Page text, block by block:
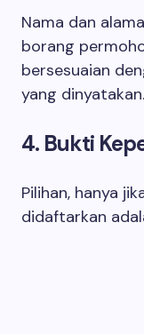
Nama dan
borang
bersesuaian
yang dinyatakan.
4. Bukti
Pilihan, hanya
didaftarkan